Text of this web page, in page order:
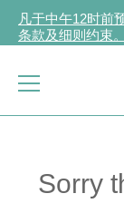
凡于中午12时前
条款及细则约束。
立即登入或注册
折扣！
Sorry